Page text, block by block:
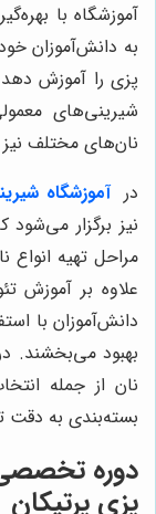
آموزشگاه با
به دانش‌آموزان
پزی را آموزش
شیرینی‌های
نان‌های مختلف
در آموزشگاه
نیز برگزار
مراحل تهیه
علاوه بر آموزش
دانش‌آموزان با
بهبود می‌بخشند.
نان از جمله
بسته‌بندی به
دوره
پزی پرتیکان